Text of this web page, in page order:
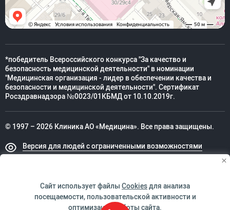
*победитель Всероссийского конкурса "За качество и
безопасность медицинской деятельности" в номинации
"Медицинская организация - лидер в обеспечении качества и
безопасности и медицинской деятельности". Сертификат
Росздравнадзора №0023/01КБМД от 10.10.2019г.
© 1997 – 2026 Клиника АО «Медицина». Все права защищены.
Версия для людей с ограниченными возможностями
Сайт использует файлы Cookiesдля анализа
посещаемости, пользовательской активности и
оптимизации работы сайта.